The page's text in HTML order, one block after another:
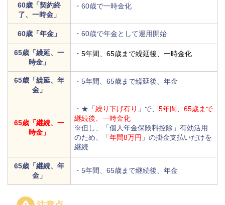
60歳「契約終
了、一時金」
・60歳で一時金化
60歳「年金」 ・60歳で年金として運用開始
65歳「繰延、一
時金」
・5年間、65歳まで繰延後、一時金化
65歳「繰延、年
金」
・5年間、65歳まで繰延後、年金
65歳「継続、一
時金」
・★「繰り下げ有り 」で、 5年間、65歳まで
継続後、一時金化
※但し、「個人年金保険料控除」有効活用
のため、「年間8万円 」の掛金支払いだけを
継続
65歳「継続、年
金」
・5年間、65歳まで継続後、年金